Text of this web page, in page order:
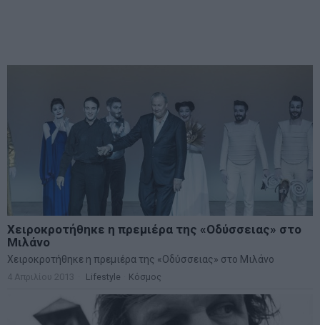
Χειροκροτήθηκε η πρεμιέρα της «Οδύσσειας» στο
Μιλάνο
Χειροκροτήθηκε η πρεμιέρα της «Οδύσσειας» στο Μιλάνο
4 Απριλίου 2013 Lifestyle Κόσμος